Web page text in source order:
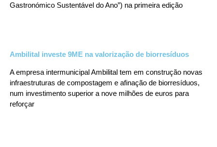
Gastronómico Sustentável do Ano”) na primeira edição
Ambilital investe 9ME na valorização de biorresíduos
A empresa intermunicipal Ambilital tem em construção novas
infraestruturas de compostagem e afinação de biorresíduos,
num investimento superior a nove milhões de euros para
reforçar